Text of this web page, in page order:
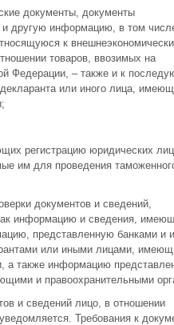
документы, документы
и другую информацию, в том
к
товаров, ввозимых на
Федерации, – также и к
или иного лица,
регистрацию юридических
им для проведения
документов и сведений,
информацию и сведения,
представленную банками и
или иными лицами,
а также информацию
и правоохранительными
и сведений лицо, в отношении
Требования к